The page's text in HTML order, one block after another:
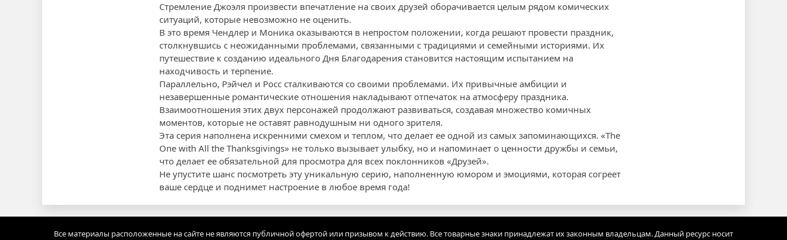
Стремление Джоэля произвести впечатление на своих друзей оборачивается целым рядом комических
ситуаций, которые невозможно не оценить.
В это время Чендлер и Моника оказываются в непростом положении, когда решают провести праздник,
столкнувшись с неожиданными проблемами, связанными с традициями и семейными историями. Их
путешествие к созданию идеального Дня Благодарения становится настоящим испытанием на
находчивость и терпение.
Параллельно, Рэйчел и Росс сталкиваются со своими проблемами. Их привычные амбиции и
незавершенные романтические отношения накладывают отпечаток на атмосферу праздника.
Взаимоотношения этих двух персонажей продолжают развиваться, создавая множество комичных
моментов, которые не оставят равнодушным ни одного зрителя.
Эта серия наполнена искренними смехом и теплом, что делает ее одной из самых запоминающихся. «The
One with All the Thanksgivings» не только вызывает улыбку, но и напоминает о ценности дружбы и семьи,
что делает ее обязательной для просмотра для всех поклонников «Друзей».
Не упустите шанс посмотреть эту уникальную серию, наполненную юмором и эмоциями, которая согреет
ваше сердце и поднимет настроение в любое время года!
Все материалы расположенные на сайте не являются публичной офертой или призывом к действию. Все товарные знаки принадлежат их законным владельцам. Данный ресурс носит